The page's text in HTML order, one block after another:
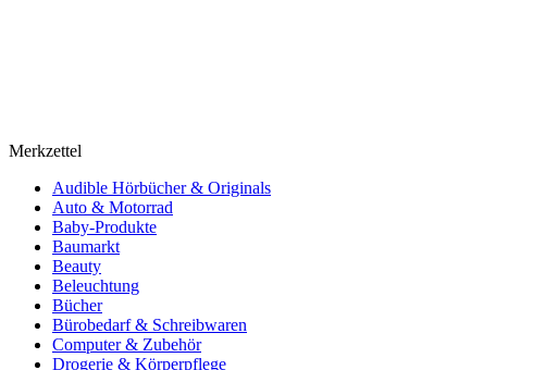
Merkzettel
Audible Hörbücher & Originals
Auto & Motorrad
Baby-Produkte
Baumarkt
Beauty
Beleuchtung
Bücher
Bürobedarf & Schreibwaren
Computer & Zubehör
Drogerie & Körperpflege